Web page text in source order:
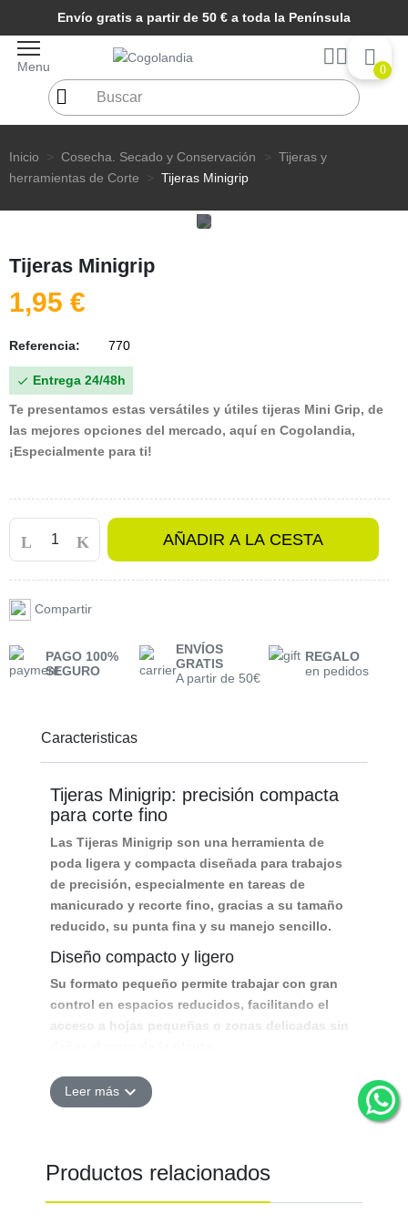
Envío gratis a partir de 50 € a toda la Península
Menu 0
Inicio Cosecha. Secado y Conservación
Tijeras y
herramientas de Corte
Tijeras Minigrip
Tijeras Minigrip
1,95 €
Referencia: 770
 Entrega 24/48h
Te presentamos estas versátiles y útiles tijeras Mini Grip, de
las mejores opciones del mercado, aquí en Cogolandia,
¡Especialmente para ti!
AÑADIR A LA CESTA
Compartir
PAGO 100%
SEGURO
ENVÍOS
GRATIS
A partir de 50€
REGALO
en pedidos
Caracteristicas
Tijeras Minigrip: precisión compacta
para corte fino
Las Tijeras Minigrip son una herramienta de
poda ligera y compacta diseñada para trabajos
de precisión, especialmente en tareas de
manicurado y recorte fino, gracias a su tamaño
reducido, su punta fina y su manejo sencillo.
Diseño compacto y ligero
Su formato pequeño permite trabajar con gran
control en espacios reducidos, facilitando el
acceso a hojas pequeñas o zonas delicadas sin
Cuchillas de acero para cortes precisos
Incorporan hojas de acero que ofrecen cortes
cada movimiento.
Leer más expand_more
Productos relacionados